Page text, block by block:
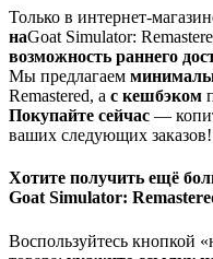
Только в интернет-
наGoat Simulator:
возможность раннего
Мы предлагаем
Remastered, а с кешбэком
Покупайте сейчас —
ваших следующих заказов!
Хотите получить ещё
Goat Simulator:
Воспользуйтесь кнопкой